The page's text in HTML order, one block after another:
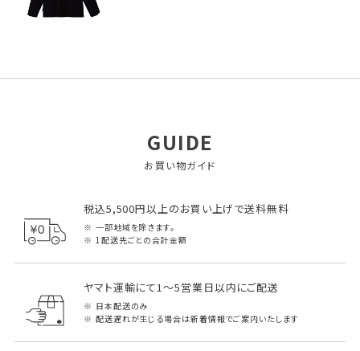
GUIDE
お買い物ガイド
税込5,500円以上のお買い上げで送料無料
一部地域を除きます。
1配送先ごとの合計金額
ヤマト運輸にて1～5営業日以内にご配送
日本配送のみ
配送遅れが生じる場合は新着情報でご案内いたします